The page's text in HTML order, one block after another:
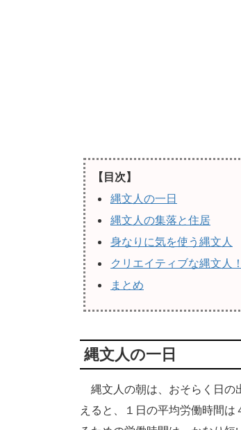
【目次】
縄文人の一日
縄文人の集落と住居
身なりに気を使う縄文人
クリエイティブな縄文人！
まとめ
縄文人の一日
縄文人の朝は、おそらく日の
えると、１日の平均労働時間